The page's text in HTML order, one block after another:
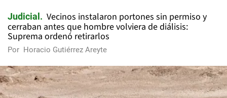
Judicial
Vecinos instalaron portones sin permiso y
cerraban antes que hombre volviera de diálisis:
Suprema ordenó retirarlos
Por Horacio Gutiérrez Areyte